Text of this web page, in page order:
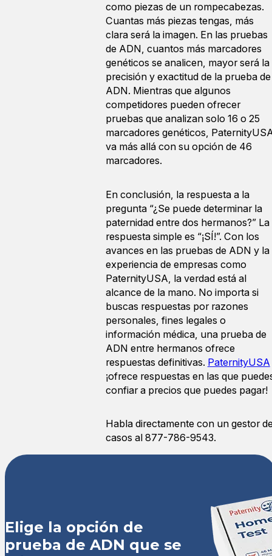
como piezas de un rompecabezas.
Cuantas más piezas tengas, más
clara será la imagen. En las pruebas
de ADN, cuantos más marcadores
genéticos se analicen, mayor será la
precisión y exactitud de la prueba de
ADN. Mientras que algunos
competidores pueden ofrecer
pruebas que analizan solo 16 o 25
marcadores genéticos,
va más allá con su opción de 46
marcadores.
En conclusión, la respuesta a la
pregunta “¿Se puede determinar la
paternidad entre dos hermanos?” La
respuesta simple es “¡SÍ!”. Con los
avances en las pruebas de ADN y la
experiencia de empresas como
PaternityUSA, la verdad está al
alcance de la mano. No importa si
buscas respuestas por razones
personales, fines legales o
información médica, una prueba de
ADN entre hermanos ofrece
respuestas definitivas. PaternityUSA
¡ofrece respuestas en las que
confiar a precios que puedes pagar!
Habla directamente con un gestor
casos al 877-786-9543.
Elige la opción de
prueba de ADN que se